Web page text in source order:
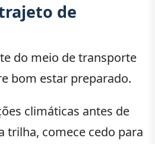
de
do meio de transporte
bom estar preparado.
climáticas antes de
trilha, comece cedo para